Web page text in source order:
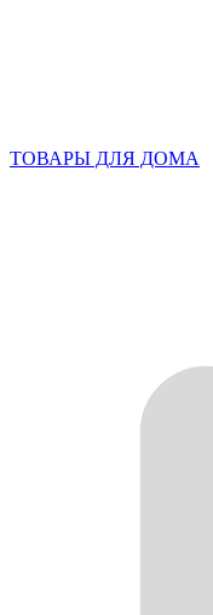
ТОВАРЫ ДЛЯ ДОМА